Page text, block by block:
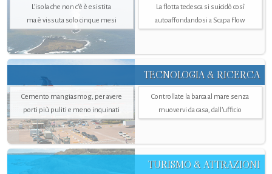
L’isola che non c'è è esistita
ma è vissuta solo cinque mesi
La flotta tedesca si suicidò così
autoaffondandosi a Scapa Flow
TECNOLOGIA & RICERCA
Cemento mangiasmog, per avere
porti più puliti e meno inquinati
Controllate la barca al mare senza
muovervi da casa, dall’ufficio
TURISMO & ATTRAZIONI